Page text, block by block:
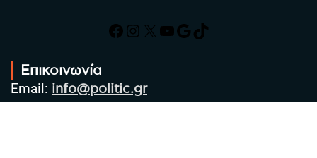
Facebook
Instagram
X YouTube
Google
TikTok
Επικοινωνία
Email: info@politic.gr
Τηλ: